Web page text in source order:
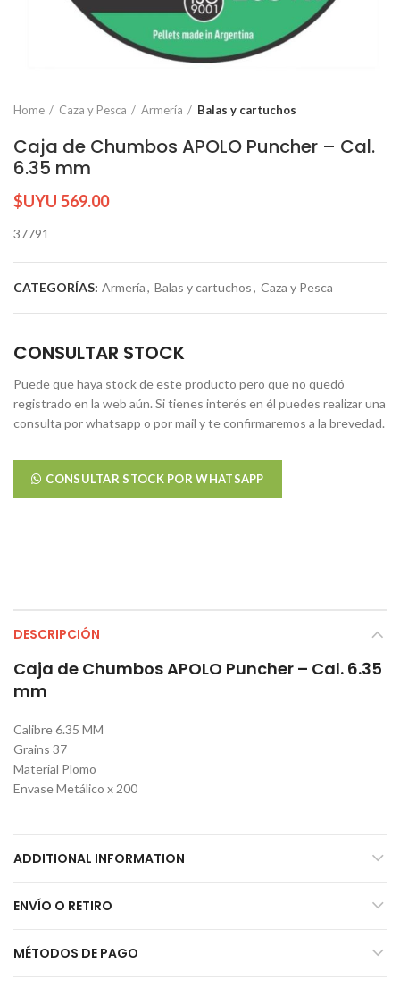
Home Caza y Pesca Armería Balas y cartuchos
Caja de Chumbos APOLO Puncher – Cal.
6.35 mm
$UYU 569.00
37791
CATEGORÍAS: Armería, Balas y cartuchos, Caza y Pesca
CONSULTAR STOCK
Puede que haya stock de este producto pero que no quedó
registrado en la web aún. Si tienes interés en él puedes realizar una
consulta por whatsapp o por mail y te confirmaremos a la brevedad.
CONSULTAR STOCK POR WHATSAPP
DESCRIPCIÓN
Caja de Chumbos APOLO Puncher – Cal. 6.35
mm
Calibre 6.35 MM
Grains 37
Material Plomo
Envase Metálico x 200
ADDITIONAL INFORMATION
ENVÍO O RETIRO
MÉTODOS DE PAGO